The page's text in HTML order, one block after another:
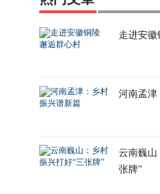
走进安
河南孟津
云南巍山
张牌”